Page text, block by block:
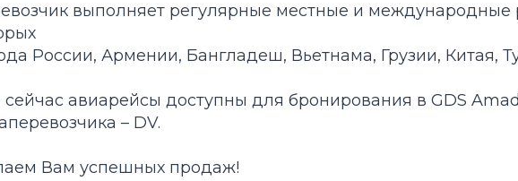
выполняет регулярные местные и международные
России, Армении, Бангладеш, Вьетнама, Грузии, Китая,
авиарейсы доступны для бронирования в GDS
– DV.
Вам успешных продаж!